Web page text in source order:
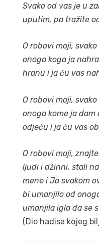
Svako od vas je u
uputim, pa tražite
O robovi moji,
onoga koga ja
hranu i ja ću vas
O robovi moji,
onoga kome ja
odjeću i ja ću vas
O robovi moji,
ljudi i džinni, stali
mene i Ja svakom
bi umanjilo od
umanjila igla da se
(Dio hadisa kojeg